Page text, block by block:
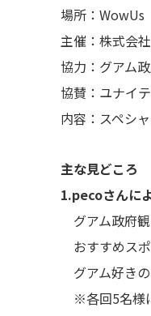
場所：WowUs
主催：株式会
協力：グアム
協賛：ユナイ
内容：スペシ
主な見どころ
1.pecoさんに
グアム政府
おすすめス
グアム好き
※各回5名様